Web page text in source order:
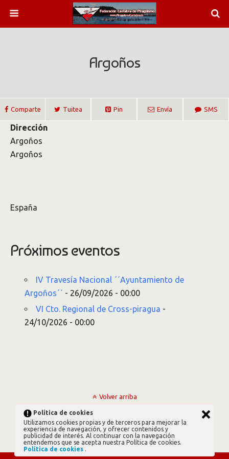
Política de cookies
Utilizamos cookies propias y de terceros para mejorar la
experiencia de navegación, y ofrecer contenidos y
publicidad de interés. Al continuar con la navegación
entendemos que se acepta nuestra Política de cookies.
Política de cookies .
Argoños
Comparte Tuitea Pin Envía SMS
Dirección
Argoños
Argoños
España
Próximos eventos
IV Travesía Nacional ´´Ayuntamiento de
Argoños´´ - 26/09/2026 - 00:00
VI Cto. Regional de Cross-piragua -
24/10/2026 - 00:00
Volver arriba
Móvil Escritorio